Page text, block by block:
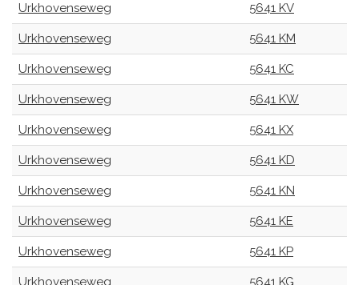
Urkhovenseweg 5641 KV
Urkhovenseweg 5641 KM
Urkhovenseweg 5641 KC
Urkhovenseweg 5641 KW
Urkhovenseweg 5641 KX
Urkhovenseweg 5641 KD
Urkhovenseweg 5641 KN
Urkhovenseweg 5641 KE
Urkhovenseweg 5641 KP
Urkhovenseweg 5641 KG